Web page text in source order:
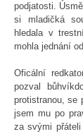
podjatosti.
si mladičká
hledala v
mohla jednání
Oficální
pozval
protistranou, se
jsem mu po
za svými